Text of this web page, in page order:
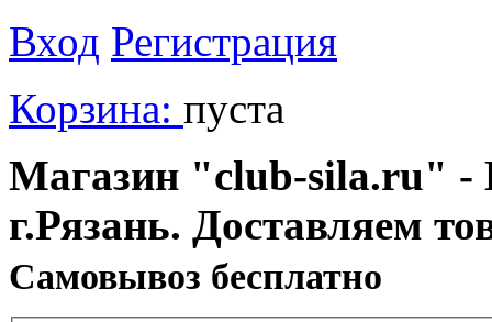
Вход Регистрация
Корзина: пуста
Магазин "club-sila.ru" -
г.Рязань. Доставляем
Cамовывоз бесплатно